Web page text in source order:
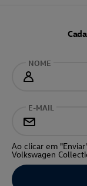
NOME
E-MAIL
Ao clicar em
Volkswagen